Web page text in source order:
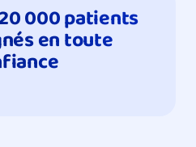
000 patients
en toute